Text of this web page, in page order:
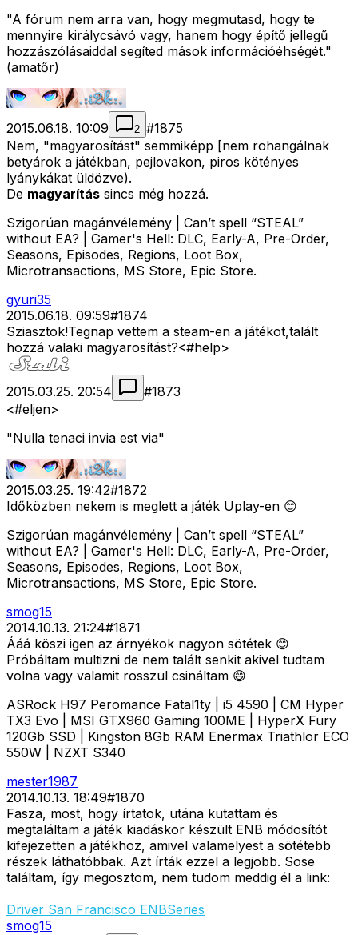
"A fórum nem arra van, hogy megmutasd, hogy te
mennyire királycsávó vagy, hanem hogy építő jellegű
hozzászólásaiddal segíted mások információéhségét."
(amatőr)
2015.06.18. 10:09 2 #1875
Nem, "magyarosítást" semmiképp [nem rohangálnak
betyárok a játékban, pejlovakon, piros kötényes
lyánykákat üldözve).
De magyarítás sincs még hozzá.
Szigorúan magánvélemény | Can’t spell “STEAL”
without EA? | Gamer's Hell: DLC, Early-A, Pre-Order,
Seasons, Episodes, Regions, Loot Box,
Microtransactions, MS Store, Epic Store.
gyuri35
2015.06.18. 09:59#1874
Sziasztok!Tegnap vettem a steam-en a játékot,talált
hozzá valaki magyarosítást?<#help>
2015.03.25. 20:54 #1873
<#eljen>
"Nulla tenaci invia est via"
2015.03.25. 19:42#1872
Időközben nekem is meglett a játék Uplay-en 😊
Szigorúan magánvélemény | Can’t spell “STEAL”
without EA? | Gamer's Hell: DLC, Early-A, Pre-Order,
Seasons, Episodes, Regions, Loot Box,
Microtransactions, MS Store, Epic Store.
smog15
2014.10.13. 21:24#1871
Ááá köszi igen az árnyékok nagyon sötétek 😊
Próbáltam multizni de nem talált senkit akivel tudtam
volna vagy valamit rosszul csináltam 😄
ASRock H97 Peromance Fatal1ty | i5 4590 | CM Hyper
TX3 Evo | MSI GTX960 Gaming 100ME | HyperX Fury
120Gb SSD | Kingston 8Gb RAM Enermax Triathlor ECO
550W | NZXT S340
mester1987
2014.10.13. 18:49#1870
Fasza, most, hogy írtatok, utána kutattam és
megtaláltam a játék kiadáskor készült ENB módosítót
kifejezetten a játékhoz, amivel valamelyest a sötétebb
részek láthatóbbak. Azt írták ezzel a legjobb. Sose
találtam, így megosztom, nem tudom meddig él a link:
Driver San Francisco ENBSeries
smog15